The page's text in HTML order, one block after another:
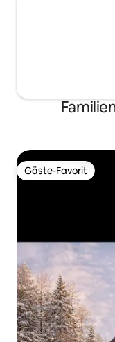
Gäste-Favorit
Gäste-Favorit